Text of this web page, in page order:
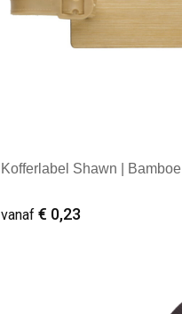
Kofferlabel Shawn | Bamboe
vanaf € 0,23